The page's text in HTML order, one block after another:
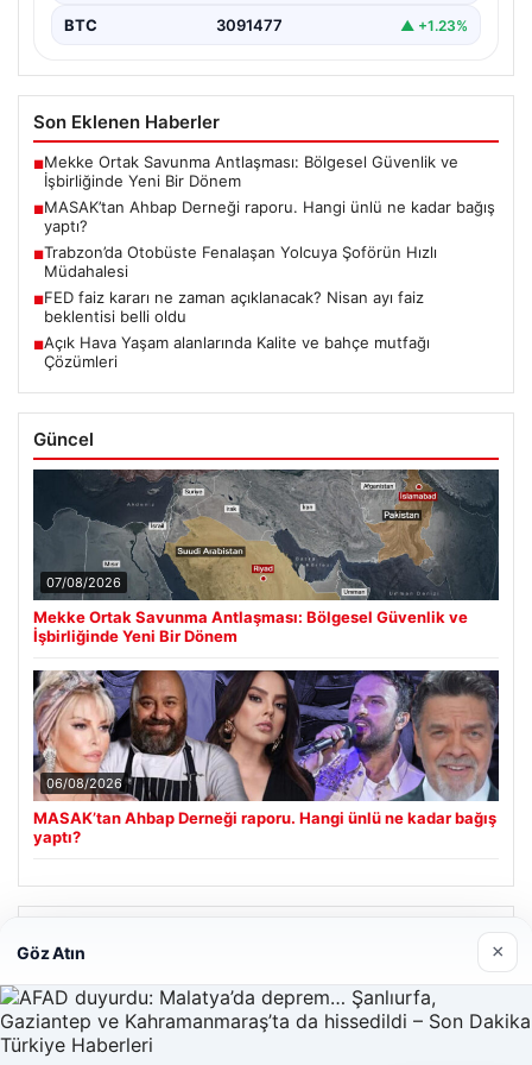
BTC 3091477 ▲ +1.23%
Son Eklenen Haberler
■Mekke Ortak Savunma Antlaşması: Bölgesel Güvenlik ve
İşbirliğinde Yeni Bir Dönem
■MASAK’tan Ahbap Derneği raporu. Hangi ünlü ne kadar bağış
yaptı?
■Trabzon’da Otobüste Fenalaşan Yolcuya Şoförün Hızlı
Müdahalesi
■FED faiz kararı ne zaman açıklanacak? Nisan ayı faiz
beklentisi belli oldu
■Açık Hava Yaşam alanlarında Kalite ve bahçe mutfağı
Çözümleri
Güncel
07/08/2026
Mekke Ortak Savunma Antlaşması: Bölgesel Güvenlik ve
İşbirliğinde Yeni Bir Dönem
06/08/2026
MASAK’tan Ahbap Derneği raporu. Hangi ünlü ne kadar bağış
yaptı?
Göz Atın ×